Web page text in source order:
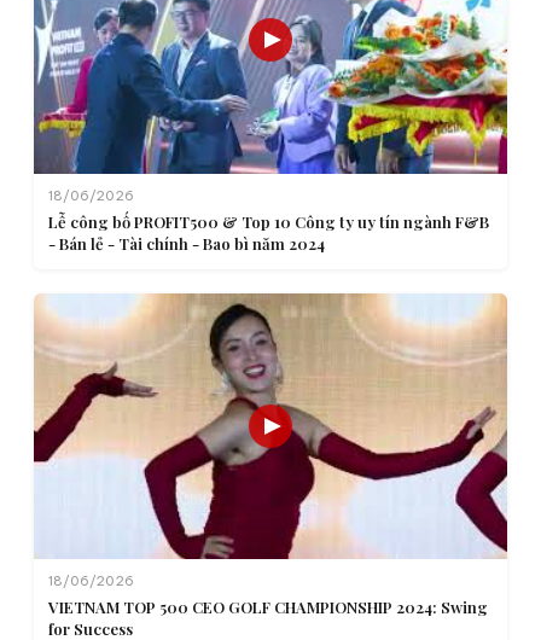
18/06/2026
Lễ công bố PROFIT500 & Top 10 Công ty uy tín ngành F&B
- Bán lẻ - Tài chính - Bao bì năm 2024
18/06/2026
VIETNAM TOP 500 CEO GOLF CHAMPIONSHIP 2024: Swing
for Success